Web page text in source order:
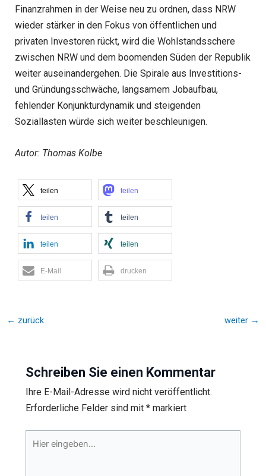
Finanzrahmen in der Weise neu zu ordnen, dass NRW
wieder stärker in den Fokus von öffentlichen und
privaten Investoren rückt, wird die Wohlstandsschere
zwischen NRW und dem boomenden Süden der Republik
weiter auseinandergehen. Die Spirale aus Investitions-
und Gründungsschwäche, langsamem Jobaufbau,
fehlender Konjunkturdynamik und steigenden
Soziallasten würde sich weiter beschleunigen.
Autor: Thomas Kolbe
teilen teilen
teilen teilen
teilen teilen
E-Mail drucken
← zurück weiter →
Schreiben Sie einen Kommentar
Ihre E-Mail-Adresse wird nicht veröffentlicht.
Erforderliche Felder sind mit *markiert